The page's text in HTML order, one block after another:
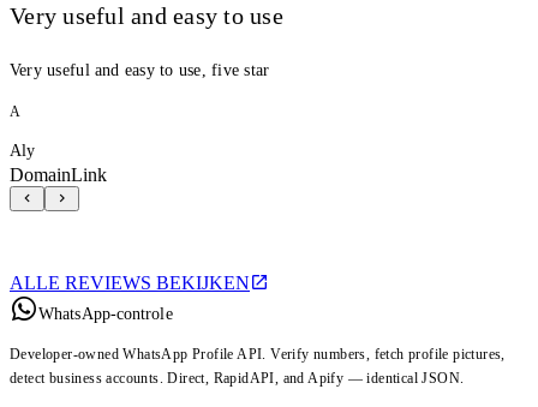
Very useful and easy to use
Very useful and easy to use, five star
A
Aly
DomainLink
ALLE REVIEWS BEKIJKEN
WhatsApp-controle
Developer-owned WhatsApp Profile API. Verify numbers, fetch profile pictures,
detect business accounts. Direct, RapidAPI, and Apify — identical JSON.